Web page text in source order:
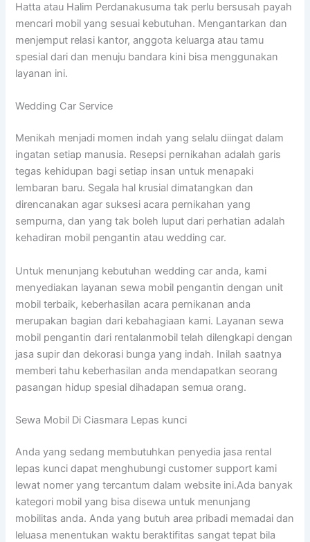
Hatta atau Halim Perdanakusuma tak perlu bersusah payah
mencari mobil yang sesuai kebutuhan. Mengantarkan dan
menjemput relasi kantor, anggota keluarga atau tamu
spesial dari dan menuju bandara kini bisa menggunakan
layanan ini.
Wedding Car Service
Menikah menjadi momen indah yang selalu diingat dalam
ingatan setiap manusia. Resepsi pernikahan adalah garis
tegas kehidupan bagi setiap insan untuk menapaki
lembaran baru. Segala hal krusial dimatangkan dan
direncanakan agar suksesi acara pernikahan yang
sempurna, dan yang tak boleh luput dari perhatian adalah
kehadiran mobil pengantin atau wedding car.
Untuk menunjang kebutuhan wedding car anda, kami
menyediakan layanan sewa mobil pengantin dengan unit
mobil terbaik, keberhasilan acara pernikanan anda
merupakan bagian dari kebahagiaan kami. Layanan sewa
mobil pengantin dari rentalanmobil telah dilengkapi dengan
jasa supir dan dekorasi bunga yang indah. Inilah saatnya
memberi tahu keberhasilan anda mendapatkan seorang
pasangan hidup spesial dihadapan semua orang.
Sewa Mobil Di Ciasmara Lepas kunci
Anda yang sedang membutuhkan penyedia jasa rental
lepas kunci dapat menghubungi customer support kami
lewat nomer yang tercantum dalam website ini.Ada banyak
kategori mobil yang bisa disewa untuk menunjang
mobilitas anda. Anda yang butuh area pribadi memadai dan
leluasa menentukan waktu beraktifitas sangat tepat bila